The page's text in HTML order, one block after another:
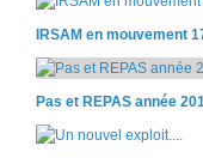
IRSAM en mouvement
Pas et REPAS année